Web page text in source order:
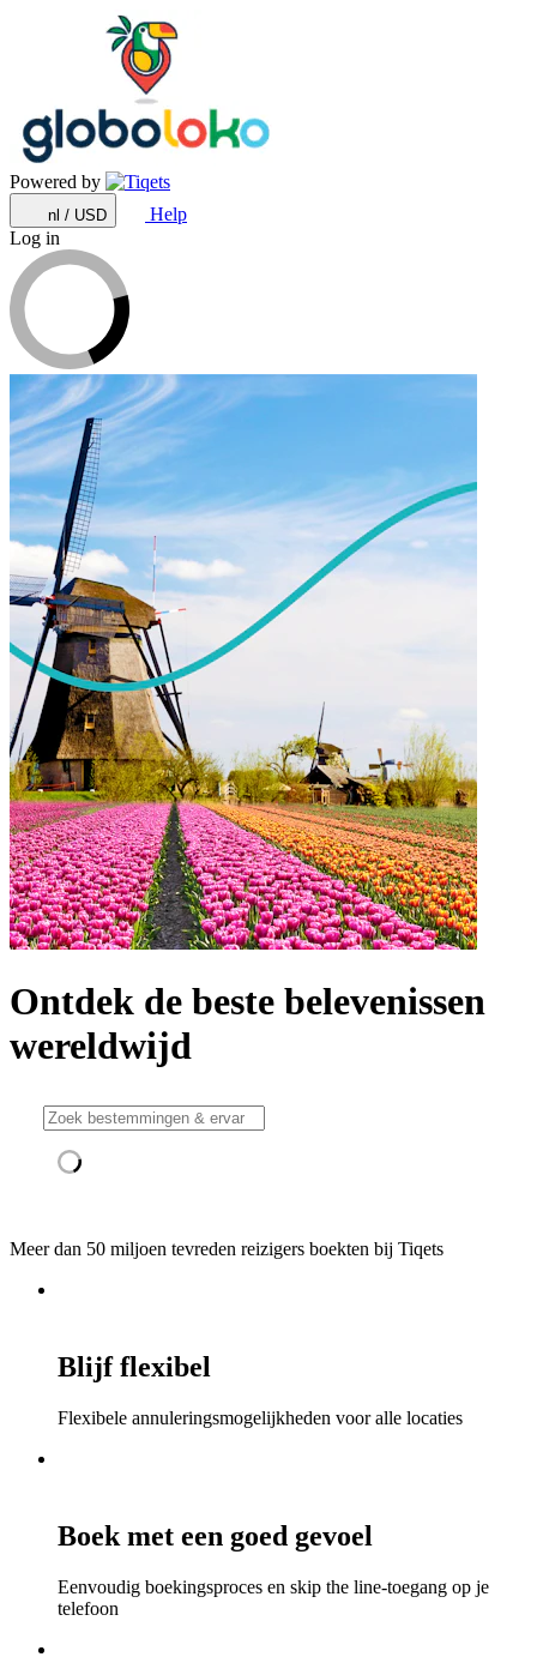
Powered by
nl / USD
Help
Log in
Ontdek de beste belevenissen
wereldwijd
Meer dan 50 miljoen tevreden reizigers boekten bij Tiqets
Blijf flexibel
Flexibele annuleringsmogelijkheden voor alle locaties
Boek met een goed gevoel
Eenvoudig boekingsproces en skip the line-toegang op je
telefoon